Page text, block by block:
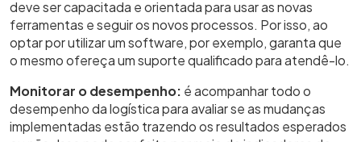
deve ser capacitada e orientada para usar as novas
ferramentas e seguir os novos processos. Por isso, ao
optar por utilizar um software, por exemplo, garanta que
o mesmo ofereça um suporte qualificado para atendê-lo.
Monitorar o desempenho: é acompanhar todo o
desempenho da logística para avaliar se as mudanças
implementadas estão trazendo os resultados esperados